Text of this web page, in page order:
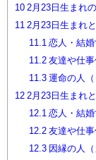
10 2月23日生まれ
11 2月23日生まれ
11.1 恋人・結
11.2友達や仕事
11.3運命の人（
12 2月23日生まれ
12.1 恋人・結
12.2友達や仕事
12.3因縁の人（